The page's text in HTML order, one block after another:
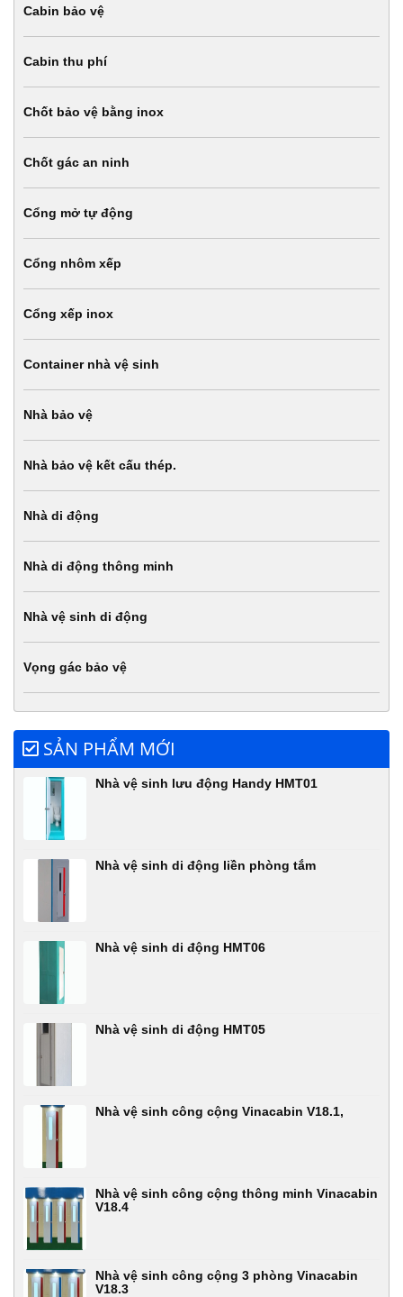
Cabin bảo vệ
Cabin thu phí
Chốt bảo vệ bằng inox
Chốt gác an ninh
Cổng mở tự động
Cổng nhôm xếp
Cổng xếp inox
Container nhà vệ sinh
Nhà bảo vệ
Nhà bảo vệ kết cấu thép.
Nhà di động
Nhà di động thông minh
Nhà vệ sinh di động
Vọng gác bảo vệ
SẢN PHẨM MỚI
Nhà vệ sinh lưu động Handy HMT01
Nhà vệ sinh di động liền phòng tắm
Nhà vệ sinh di động HMT06
Nhà vệ sinh di động HMT05
Nhà vệ sinh công cộng Vinacabin V18.1,
Nhà vệ sinh công cộng thông minh Vinacabin
V18.4
Nhà vệ sinh công cộng 3 phòng Vinacabin
V18.3